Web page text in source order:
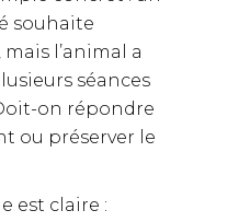
souhaite
l’animal a
séances
on répondre
ou préserver le
est claire :